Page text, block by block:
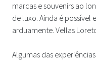
marcas e souvenirs ao
de luxo. Ainda é
arduamente. Vellas
Algumas das